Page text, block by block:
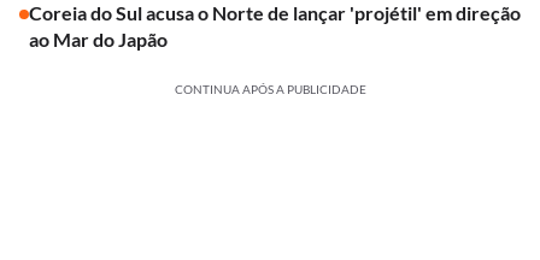
Coreia do Sul acusa o Norte de lançar 'projétil' em direção
ao Mar do Japão
CONTINUA APÓS A PUBLICIDADE